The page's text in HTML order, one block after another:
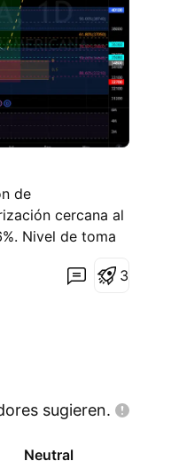
de
cercana al
Nivel de toma
3
sugieren.
Neutral